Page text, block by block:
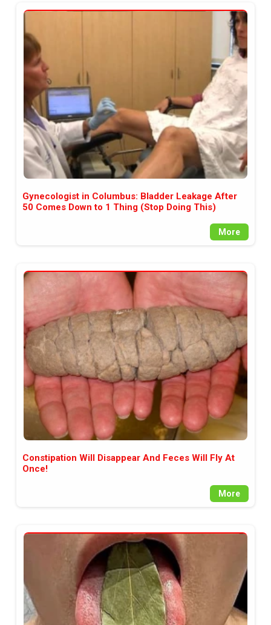
Gynecologist in Columbus: Bladder Leakage After
50 Comes Down to 1 Thing (Stop Doing This)
More
Constipation Will Disappear And Feces Will Fly At
Once!
More